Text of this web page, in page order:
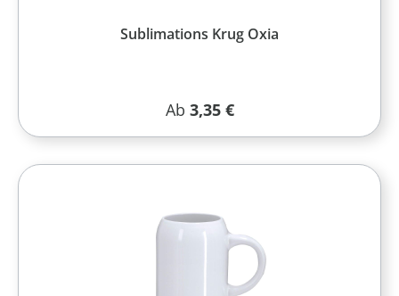
Sublimations Krug Oxia
Regulärer Preis:
Ab 3,35 €